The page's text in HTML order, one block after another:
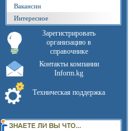
Вакансии
Интересное
Зарегистрировать
организацию в
справочнике
Контакты компании
Inform.kg
Техническая поддержка